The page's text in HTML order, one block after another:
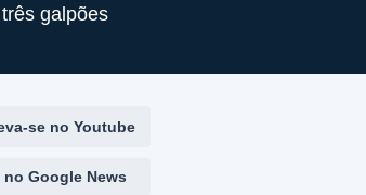
galpões
se no Youtube
no Google News